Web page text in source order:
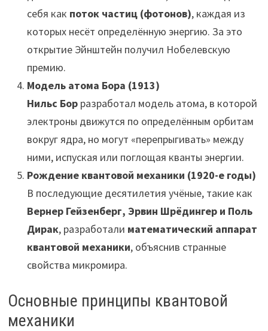
себя как поток частиц (фотонов), каждая из
которых несёт определённую энергию. За это
открытие Эйнштейн получил Нобелевскую
премию.
Модель атома Бора (1913)
Нильс Борразработал модель атома, в которой
электроны движутся по определённым орбитам
вокруг ядра, но могут «перепрыгивать» между
ними, испуская или поглощая кванты энергии.
Рождение квантовой механики (1920-е годы)
В последующие десятилетия учёные, такие как
Вернер Гейзенберг, Эрвин Шрёдингер и Поль
Дирак, разработали математический аппарат
квантовой механики, объяснив странные
свойства микромира.
Основные принципы квантовой
механики